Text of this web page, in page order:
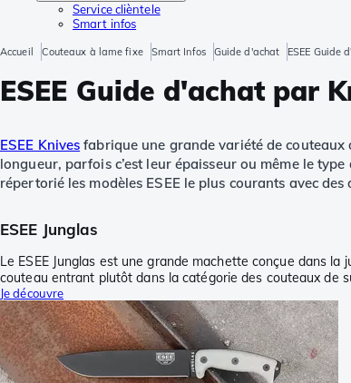
Service clièntele
Smart infos
Accueil Couteaux à lame fixe Smart Infos Guide d'achat ESEE Guide
ESEE Guide d'achat par
ESEE Knives fabrique une grande variété de
longueur, parfois c’est leur épaisseur ou même le
répertorié les modèles ESEE le plus courants avec
ESEE Junglas
Le ESEE Junglas est une grande machette conçue dans
couteau entrant plutôt dans la catégorie des couteaux de
Je découvre